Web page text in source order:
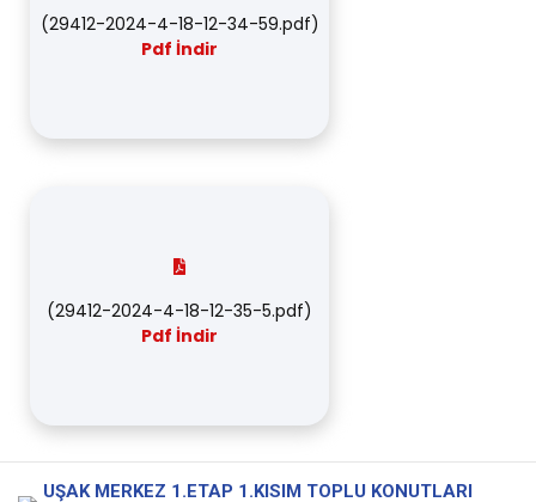
(29412-2024-4-18-12-34-59.pdf)
Pdf İndir
(29412-2024-4-18-12-35-5.pdf)
Pdf İndir
UŞAK MERKEZ 1.ETAP 1.KISIM TOPLU KONUTLARI